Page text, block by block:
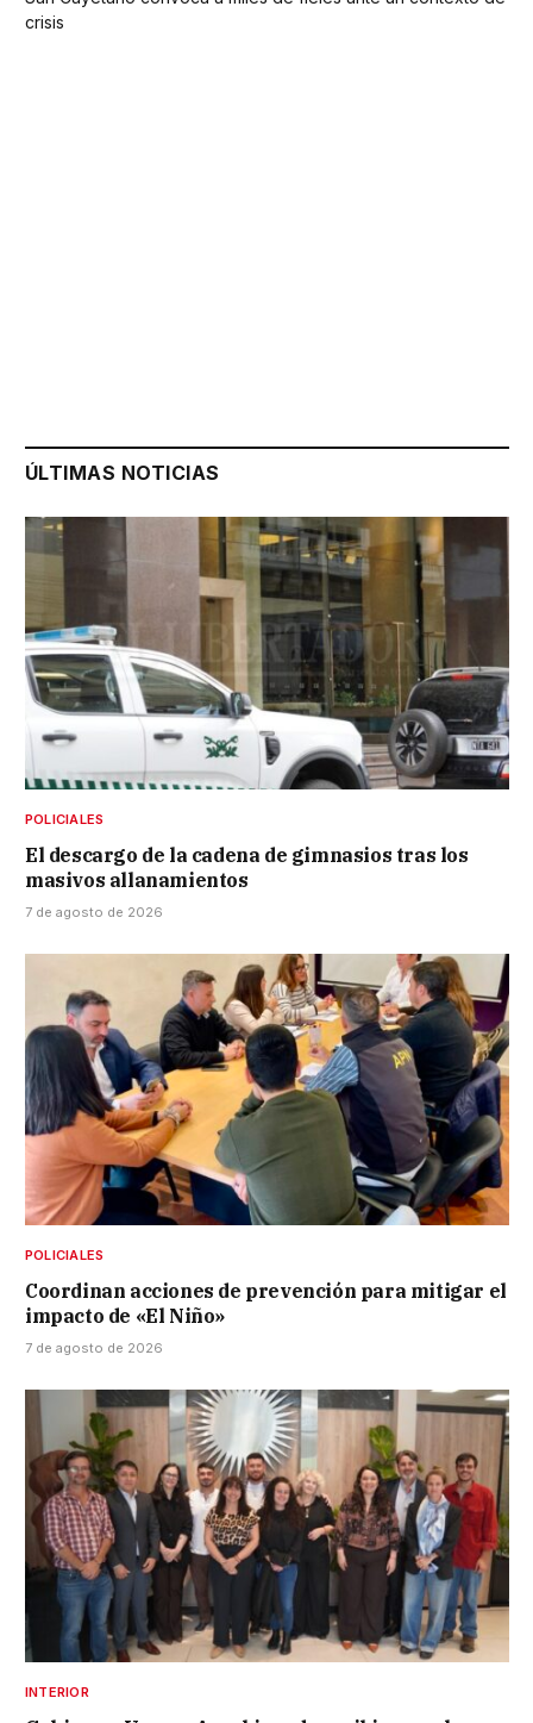
crisis
ÚLTIMAS NOTICIAS
POLICIALES
El descargo de la cadena de gimnasios tras los
masivos allanamientos
7 de agosto de 2026
POLICIALES
Coordinan acciones de prevención para mitigar el
impacto de «El Niño»
7 de agosto de 2026
INTERIOR